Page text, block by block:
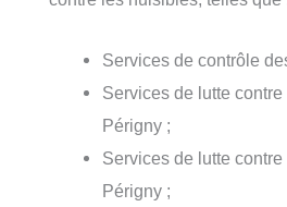
Services de contrôle
Services de lutte
Périgny ;
Services de lutte
Périgny ;